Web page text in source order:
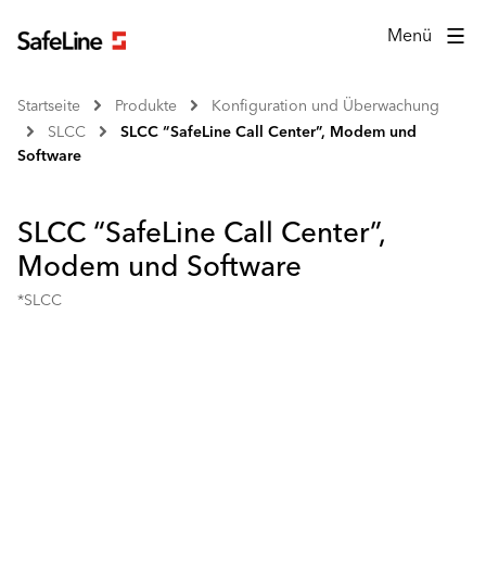
Menü
Startseite Produkte
Konfiguration und Überwachung
SLCC
SLCC “SafeLine Call Center”, Modem und
Software
SLCC “SafeLine Call Center”,
Modem und Software
*SLCC